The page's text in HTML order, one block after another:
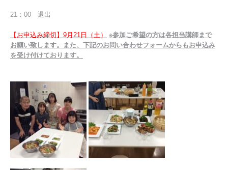
21：00 退出
【お申込み締切】9月21日（土）
※参加ご希望の方は各担当講師まで
お願い致します。また、下記のお問い合わせフォームからもお申込み
を受け付けております。